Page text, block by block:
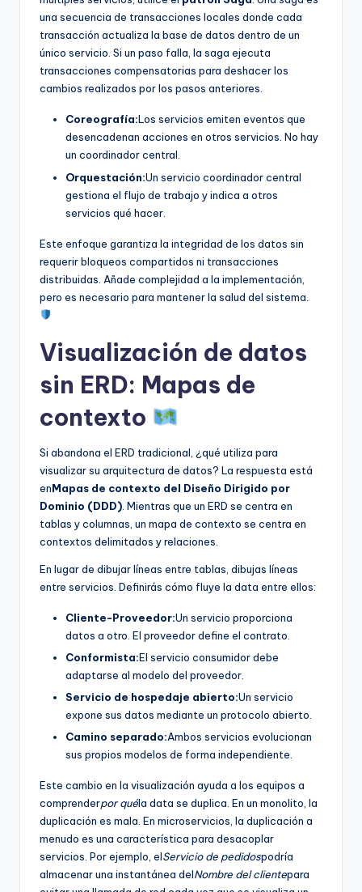
una secuencia de transacciones locales donde cada
transacción actualiza la base de datos dentro de un
único servicio. Si un paso falla, la saga ejecuta
transacciones compensatorias para deshacer los
cambios realizados por los pasos anteriores.
Coreografía:Los servicios emiten eventos que
desencadenan acciones en otros servicios. No hay
un coordinador central.
Orquestación:Un servicio coordinador central
gestiona el flujo de trabajo y indica a otros
servicios qué hacer.
Este enfoque garantiza la integridad de los datos sin
requerir bloqueos compartidos ni transacciones
distribuidas. Añade complejidad a la implementación,
pero es necesario para mantener la salud del sistema.
Visualización de datos
sin ERD: Mapas de
contexto
Si abandona el ERD tradicional, ¿qué utiliza para
visualizar su arquitectura de datos? La respuesta está
enMapas de contexto del Diseño Dirigido por
Dominio (DDD) . Mientras que un ERD se centra en
tablas y columnas, un mapa de contexto se centra en
contextos delimitados y relaciones.
En lugar de dibujar líneas entre tablas, dibujas líneas
entre servicios. Definirás cómo fluye la data entre ellos:
Cliente-Proveedor:Un servicio proporciona
datos a otro. El proveedor define el contrato.
Conformista:El servicio consumidor debe
adaptarse al modelo del proveedor.
Servicio de hospedaje abierto:Un servicio
expone sus datos mediante un protocolo abierto.
Camino separado:Ambos servicios evolucionan
sus propios modelos de forma independiente.
Este cambio en la visualización ayuda a los equipos a
comprenderpor quéla data se duplica. En un monolito, la
duplicación es mala. En microservicios, la duplicación a
menudo es una característica para desacoplar
servicios. Por ejemplo, elServicio de pedidospodría
almacenar una instantánea delNombre del clientepara